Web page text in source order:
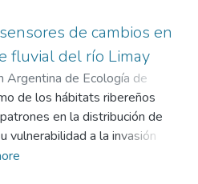
de cambios en
fluvial del río Limay
Argentina de Ecología de
, 2020)López, Micaela
;Miranda, Eliana;Boyero,
Ana
de los hábitats ribereños
en la distribución de
vulnerabilidad a la invasión
se evidencia con la